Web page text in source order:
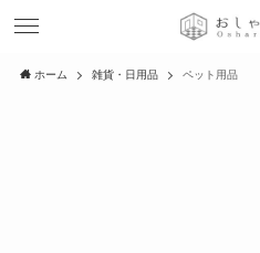
ホーム 雑貨・日用品 ペット用品